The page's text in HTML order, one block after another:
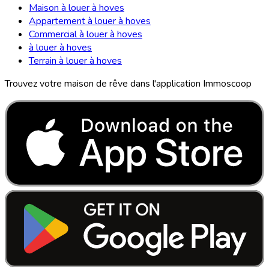
Maison à louer à hoves
Appartement à louer à hoves
Commercial à louer à hoves
à louer à hoves
Terrain à louer à hoves
Trouvez votre maison de rêve dans l'application Immoscoop